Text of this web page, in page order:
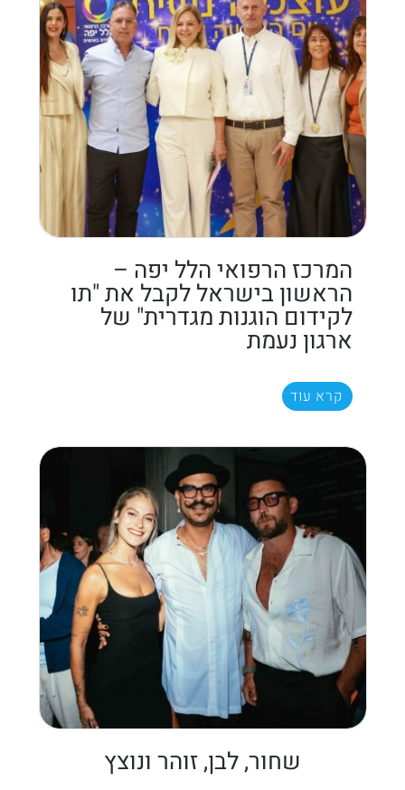
המרכז הרפואי הלל יפה –
הראשון בישראל לקבל את "תו
לקידום הוגנות מגדרית" של
ארגון נעמת
קרא עוד
שחור, לבן, זוהר ונוצץ